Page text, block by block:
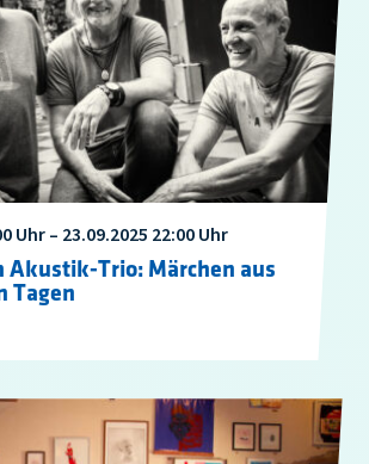
Uhr – 23.09.2025 22:00 Uhr
Akustik-Trio: Märchen aus
Tagen